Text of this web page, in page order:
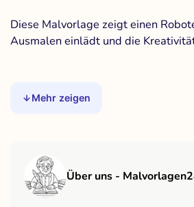
Diese Malvorlage zeigt einen
Ausmalen einlädt und die
Mehr zeigen
Über uns -